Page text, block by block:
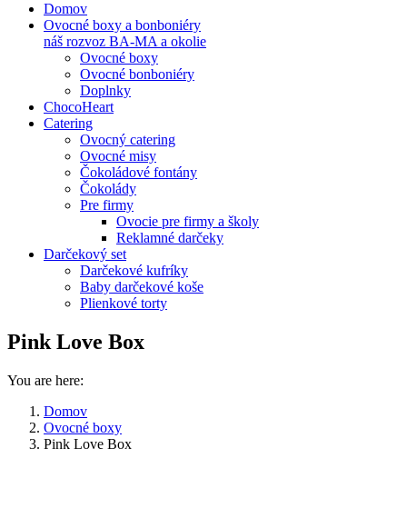
Domov
Ovocné boxy a bonboniéry
náš rozvoz BA-MA a okolie
Ovocné boxy
Ovocné bonboniéry
Doplnky
ChocoHeart
Catering
Ovocný catering
Ovocné misy
Čokoládové fontány
Čokolády
Pre firmy
Ovocie pre firmy a školy
Reklamné darčeky
Darčekový set
Darčekové kufríky
Baby darčekové koše
Plienkové torty
Pink Love Box
You are here:
Domov
Ovocné boxy
Pink Love Box